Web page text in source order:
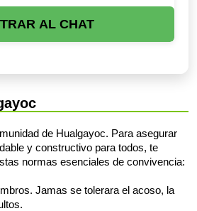
AL CHAT
de Hualgayoc. Para asegurar
y constructivo para todos, te
normas esenciales de convivencia:
Jamas se tolerara el acoso, la